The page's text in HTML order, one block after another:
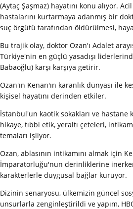
(Aytaç Şaşmaz) hayatını konu alıyor.
hastalarını kurtarmaya adanmış bir
suç örgütü tarafından öldürülmesi,
Bu trajik olay, doktor Ozan'ı Adalet
Türkiye'nin en güçlü yasadışı
Babaoğlu) karşı karşıya getirir.
Ozan'ın Kenan'ın karanlık dünyası ile
kişisel hayatını derinden etkiler.
İstanbul'un kaotik sokakları ve hastane
hikaye, tıbbi etik, yeraltı çeteleri,
temaları işliyor.
Ozan, ablasının intikamını almak için
İmparatorluğu'nun derinliklerine
karakterlerle duygusal bağlar kuruyor.
Dizinin senaryosu, ülkemizin güncel
unsurlarla zenginleştirildi ve yapım,